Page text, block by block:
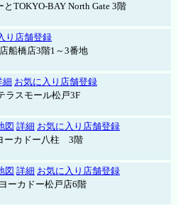
TOKYO-BAY North Gate 3階
り店舗登録
船橋店3階1～3番地
細 お気に入り店舗登録
スモール松戸3F
図 詳細 お気に入り店舗登録
ーカドー八柱 3階
図 詳細 お気に入り店舗登録
ーカドー松戸店6階